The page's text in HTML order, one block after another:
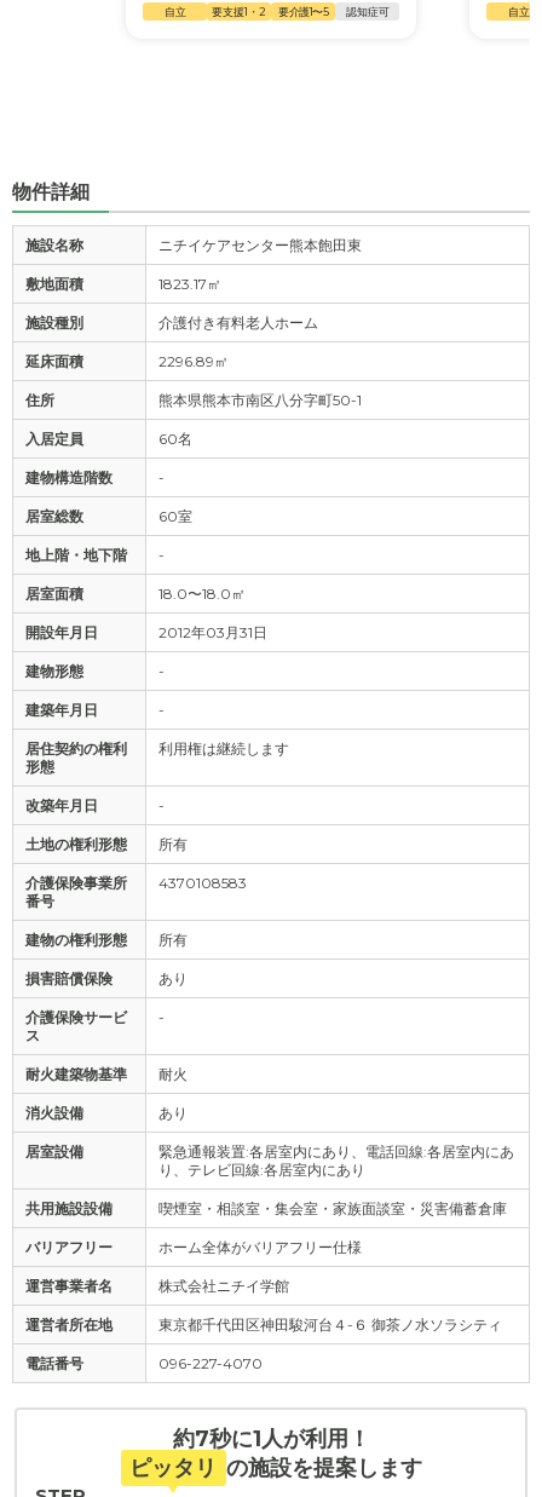
自立 要支援1・2 要介護1〜5 認知症可 自立
物件詳細
施設名称 ニチイケアセンター熊本飽田東
敷地面積 1823.17㎡
施設種別 介護付き有料老人ホーム
延床面積 2296.89㎡
住所 熊本県熊本市南区八分字町50-1
入居定員 60名
建物構造階数 -
居室総数 60室
地上階・地下階 -
居室面積 18.0〜18.0㎡
開設年月日 2012年03月31日
建物形態 -
建築年月日 -
居住契約の権利
形態
利用権は継続します
改築年月日 -
土地の権利形態 所有
介護保険事業所
番号
4370108583
建物の権利形態 所有
損害賠償保険 あり
介護保険サービ
ス
-
耐火建築物基準 耐火
消火設備 あり
居室設備
緊急通報装置:各居室内にあり、電話回線:各居室内にあ
り、テレビ回線:各居室内にあり
共用施設設備 喫煙室・相談室・集会室・家族面談室・災害備蓄倉庫
バリアフリー ホーム全体がバリアフリー仕様
運営事業者名 株式会社ニチイ学館
運営者所在地 東京都千代田区神田駿河台４-６ 御茶ノ水ソラシティ
電話番号 096-227-4070
約7秒に1人が利用！
ピッタリ の施設を提案します